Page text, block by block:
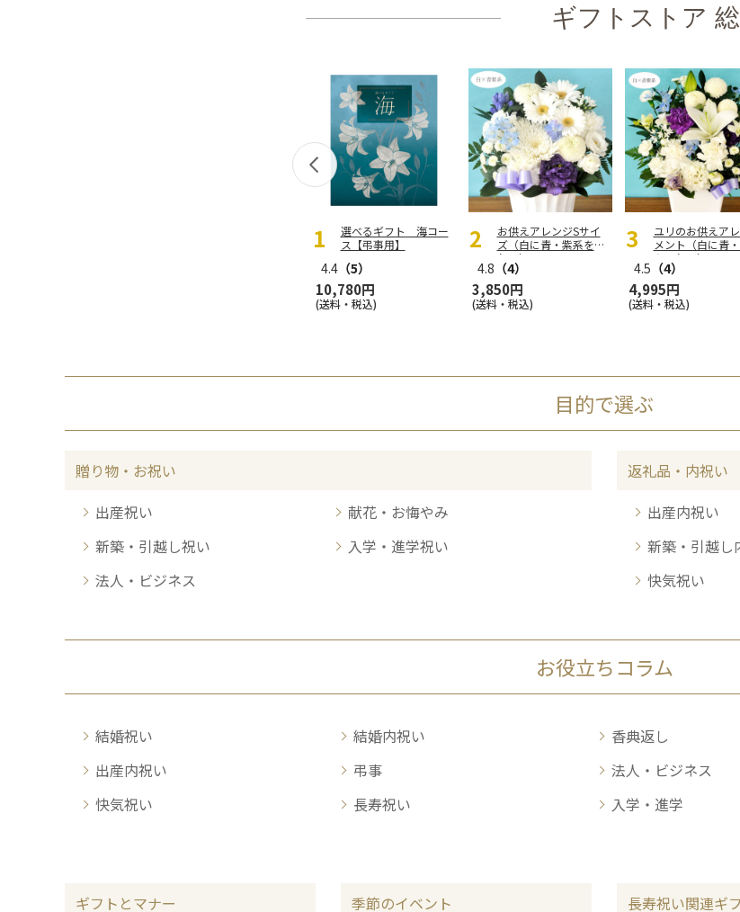
ギフトストア
選べるギフト 海コー
ス【弔事用】
4.4（5）
10,780円
(送料・税込)
お供えアレンジSサイ
ズ（白に青・紫系を入
れて）
4.8 （4）
3,850円
(送料・税込)
ユリのお供えア
メント（白に青
を入れて）
4.5 （4）
4,995円
(送料・税込)
目的で選ぶ
贈り物・お祝い
出産祝い
献花・お悔やみ
新築・引越し祝い
入学・進学祝い
法人・ビジネス
返礼品・内祝い
出産内祝い
新築・引越し
快気祝い
お役立ちコラム
結婚祝い 結婚内祝い 香典返し
出産内祝い
弔事 法人・ビジネス
快気祝い
長寿祝い 入学・進学
ギフトとマナー 季節のイベント 長寿祝い関連ギ